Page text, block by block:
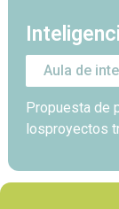
Aula de
Propuesta de
losproyectos